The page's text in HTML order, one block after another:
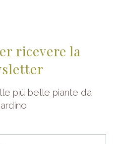
ricevere la
più belle piante da